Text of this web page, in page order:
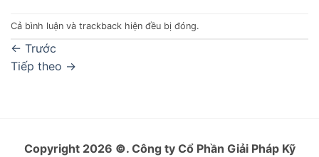
Cả bình luận và trackback hiện đều bị đóng.
← Trước
Tiếp theo →
Copyright 2026 ©. Công ty Cổ Phần Giải Pháp Kỹ